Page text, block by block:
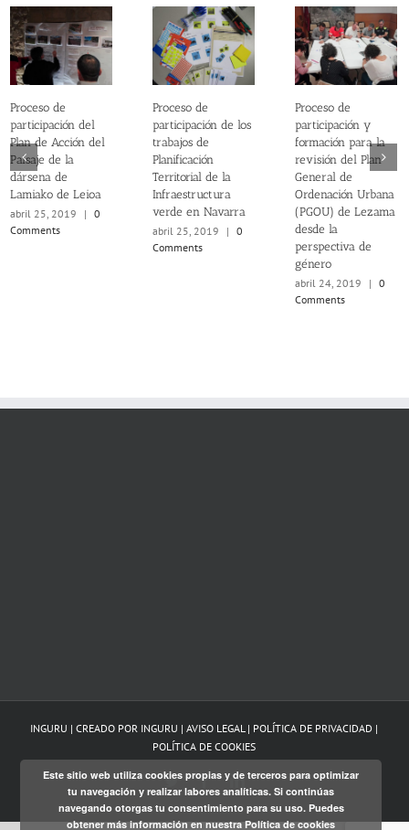
Proceso de
participación del
Plan de Acción del
Paisaje de la
dársena de
Lamiako de Leioa
abril 25, 2019
|
0
Comments
Proceso de
participación de los
trabajos de
Planificación
Territorial de la
Infraestructura
verde en Navarra
abril 25, 2019
|
0
Comments
Proceso de
participación y
formación para la
revisión del Plan
General de
Ordenación Urbana
(PGOU) de Lezama
desde la
perspectiva de
género
abril 24, 2019
|
0
Comments
INGURU | CREADO POR INGURU |AVISO LEGAL | POLÍTICA DE PRIVACIDAD |
POLÍTICA DE COOKIES
TwitterFacebookLinkedIn
Este sitio web utiliza cookies propias y de terceros para optimizar
tu navegación y realizar labores analíticas. Si continúas
navegando otorgas tu consentimiento para su uso. Puedes
obtener más información en nuestraPolítica de cookies